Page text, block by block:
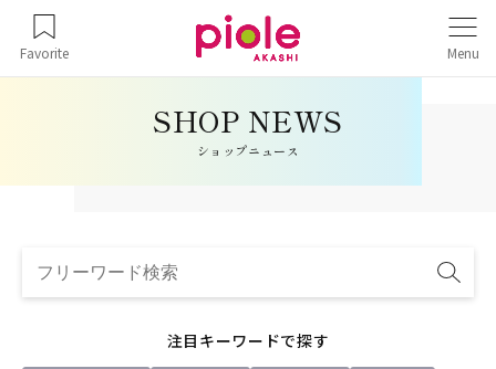
Favorite Menu
ショップニュース
注目キーワードで探す